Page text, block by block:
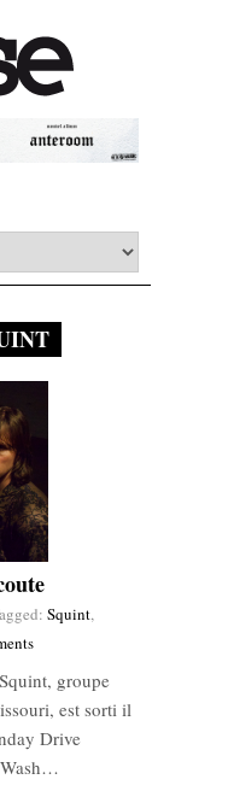
Squint,
groupe
est sorti il
Drive